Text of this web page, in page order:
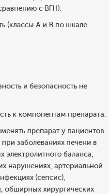
с ВГН);
(классы А и В по шкале
и безопасность не
к компонентам препарата.
препарат у пациентов
заболеваниях печени в
электролитного баланса,
нарушениях, артериальной
(сепсис),
обширных хирургических